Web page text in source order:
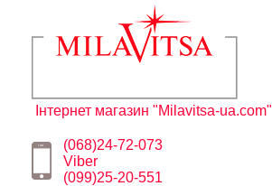
Інтернет магазин "Milavitsa-ua.com"
(068)24-72-073
Viber
(099)25-20-551